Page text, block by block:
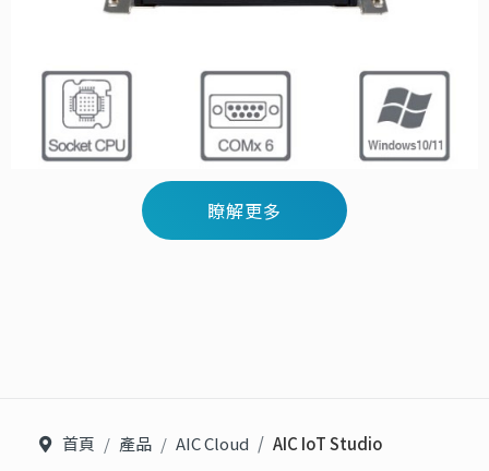
瞭解更多
首頁 產品 AIC Cloud AIC IoT Studio